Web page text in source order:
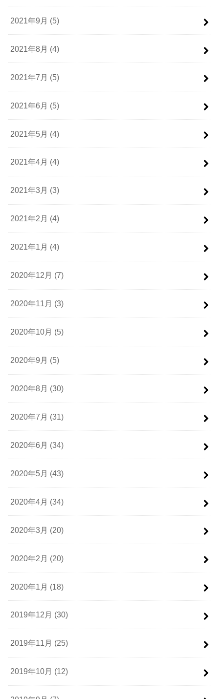
2021年9月 (5)
2021年8月 (4)
2021年7月 (5)
2021年6月 (5)
2021年5月 (4)
2021年4月 (4)
2021年3月 (3)
2021年2月 (4)
2021年1月 (4)
2020年12月 (7)
2020年11月 (3)
2020年10月 (5)
2020年9月 (5)
2020年8月 (30)
2020年7月 (31)
2020年6月 (34)
2020年5月 (43)
2020年4月 (34)
2020年3月 (20)
2020年2月 (20)
2020年1月 (18)
2019年12月 (30)
2019年11月 (25)
2019年10月 (12)